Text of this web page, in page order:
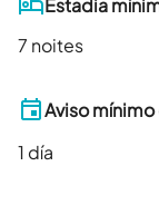
Estadia
7 noites
Aviso
1 día